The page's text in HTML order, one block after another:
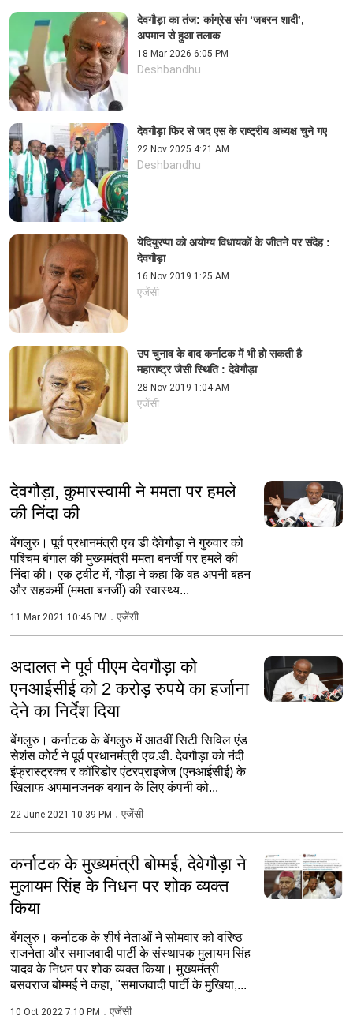
देवगौड़ा का तंज: कांग्रेस संग ‘जबरन शादी’,
अपमान से हुआ तलाक
18 Mar 2026 6:05 PM
Deshbandhu
देवगौड़ा फिर से जद एस के राष्ट्रीय अध्यक्ष चुने गए
22 Nov 2025 4:21 AM
Deshbandhu
येदियुरप्पा को अयोग्य विधायकों के जीतने पर संदेह :
देवगौड़ा
16 Nov 2019 1:25 AM
एजेंसी
उप चुनाव के बाद कर्नाटक में भी हो सकती है
महाराष्ट्र जैसी स्थिति : देवेगौड़ा
28 Nov 2019 1:04 AM
एजेंसी
देवगौड़ा, कुमारस्वामी ने ममता पर हमले
की निंदा की
बेंगलुरु। पूर्व प्रधानमंत्री एच डी देवेगौड़ा ने गुरुवार को
पश्चिम बंगाल की मुख्यमंत्री ममता बनर्जी पर हमले की
निंदा की। एक ट्वीट में, गौड़ा ने कहा कि वह अपनी बहन
और सहकर्मी (ममता बनर्जी) की स्वास्थ्य...
11 Mar 2021 10:46 PM एजेंसी
अदालत ने पूर्व पीएम देवगौड़ा को
एनआईसीई को 2 करोड़ रुपये का हर्जाना
देने का निर्देश दिया
बेंगलुरु। कर्नाटक के बेंगलुरु में आठवीं सिटी सिविल एंड
सेशंस कोर्ट ने पूर्व प्रधानमंत्री एच.डी. देवगौड़ा को नंदी
इंफ्रास्ट्रक्च र कॉरिडोर एंटरप्राइजेज (एनआईसीई) के
खिलाफ अपमानजनक बयान के लिए कंपनी को...
22 June 2021 10:39 PM एजेंसी
कर्नाटक के मुख्यमंत्री बोम्मई, देवेगौड़ा ने
मुलायम सिंह के निधन पर शोक व्यक्त
किया
बेंगलुरु। कर्नाटक के शीर्ष नेताओं ने सोमवार को वरिष्ठ
राजनेता और समाजवादी पार्टी के संस्थापक मुलायम सिंह
यादव के निधन पर शोक व्यक्त किया। मुख्यमंत्री
बसवराज बोम्मई ने कहा, "समाजवादी पार्टी के मुखिया,...
10 Oct 2022 7:10 PM एजेंसी